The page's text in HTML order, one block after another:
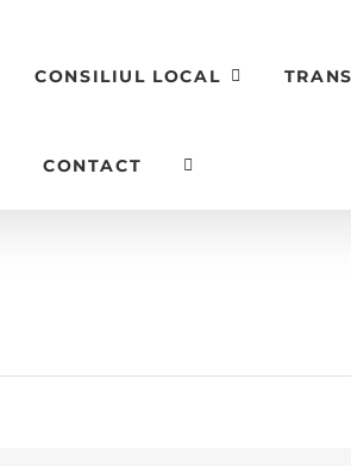
CONSILIUL LOCAL
CONTACT